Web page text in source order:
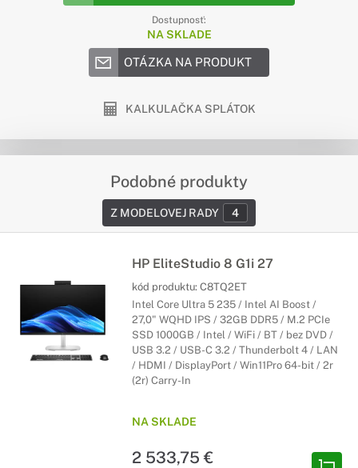
Dostupnosť:
NA SKLADE
OTÁZKA NA PRODUKT
KALKULAČKA SPLÁTOK
Podobné produkty
Z MODELOVEJ RADY 4
HP EliteStudio 8 G1i 27
kód produktu: C8TQ2ET
Intel Core Ultra 5 235 / Intel AI Boost /
27,0" WQHD IPS / 32GB DDR5 / M.2 PCIe
SSD 1000GB / Intel / WiFi / BT / bez DVD /
USB 3.2 / USB-C 3.2 / Thunderbolt 4 / LAN
/ HDMI / DisplayPort / Win11Pro 64-bit / 2r
(2r) Carry-In
NA SKLADE
2 533,75 €